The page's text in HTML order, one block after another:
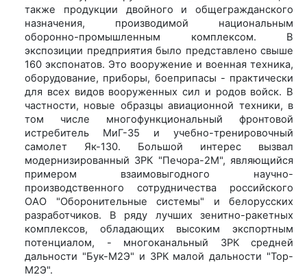
также продукции двойного и общегражданского
назначения, производимой национальным
оборонно-промышленным комплексом. В
экспозиции предприятия было представлено свыше
160 экспонатов. Это вооружение и военная техника,
оборудование, приборы, боеприпасы - практически
для всех видов вооруженных сил и родов войск. В
частности, новые образцы авиационной техники, в
том числе многофункциональный фронтовой
истребитель МиГ-35 и учебно-тренировочный
самолет Як-130. Большой интерес вызвал
модернизированный ЗРК "Печора-2М", являющийся
примером взаимовыгодного научно-
производственного сотрудничества российского
ОАО "Оборонительные системы" и белорусских
разработчиков. В ряду лучших зенитно-ракетных
комплексов, обладающих высоким экспортным
потенциалом, - многоканальный ЗРК средней
дальности "Бук-М2Э" и ЗРК малой дальности "Тор-
М2Э".